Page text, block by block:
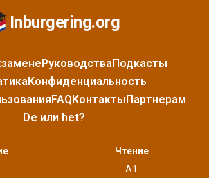
Inburgering.org
РуководстваПодкасты
Конфиденциальность
FAQКонтактыПартнерам
De или het?
Чтение
A1